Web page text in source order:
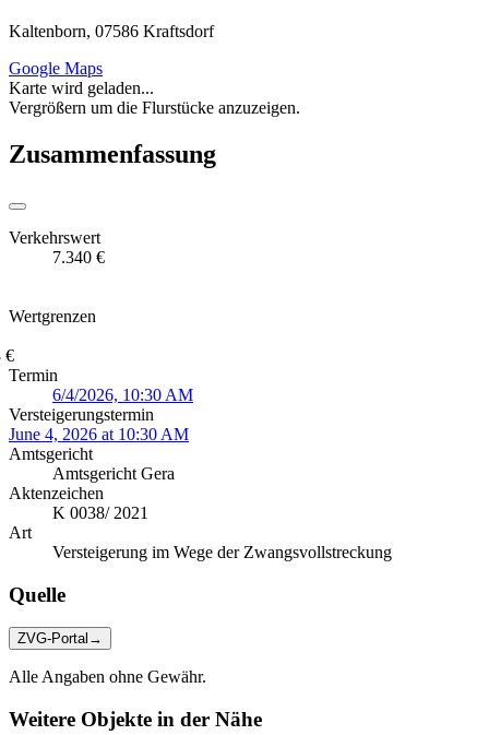
Kaltenborn, 07586 Kraftsdorf
Google Maps
Karte wird geladen...
Vergrößern um die Flurstücke anzuzeigen.
Zusammenfassung
Verkehrswert
7.340 €
Wertgrenzen
€
Termin
6/4/2026, 10:30 AM
Versteigerungstermin
June 4, 2026 at 10:30 AM
Amtsgericht
Amtsgericht Gera
Aktenzeichen
K 0038/ 2021
Art
Versteigerung im Wege der Zwangsvollstreckung
Quelle
ZVG-Portal →
Alle Angaben ohne Gewähr.
Weitere Objekte in der Nähe